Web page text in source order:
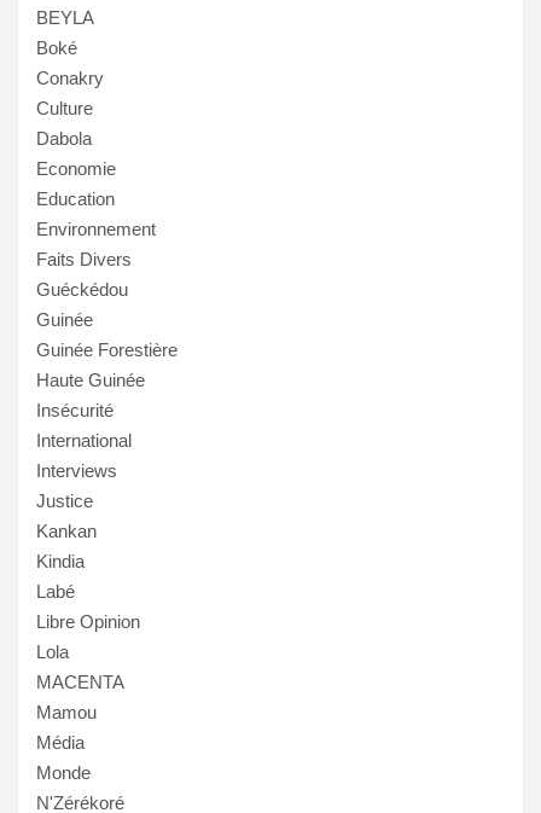
BEYLA
Boké
Conakry
Culture
Dabola
Economie
Education
Environnement
Faits Divers
Guéckédou
Guinée
Guinée Forestière
Haute Guinée
Insécurité
International
Interviews
Justice
Kankan
Kindia
Labé
Libre Opinion
Lola
MACENTA
Mamou
Média
Monde
N'Zérékoré